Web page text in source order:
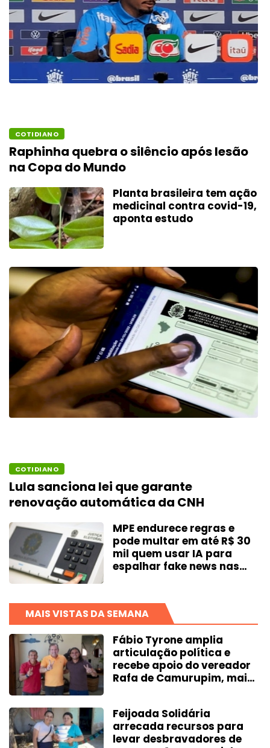
COTIDIANO
Raphinha quebra o silêncio após lesão
na Copa do Mundo
Planta brasileira tem ação
medicinal contra covid-19,
aponta estudo
COTIDIANO
Lula sanciona lei que garante
renovação automática da CNH
MPE endurece regras e
pode multar em até R$ 30
mil quem usar IA para
espalhar fake news nas
MAIS VISTAS DA SEMANA
Fábio Tyrone amplia
articulação política e
recebe apoio do vereador
Rafa de Camurupim, mais
Feijoada Solidária
arrecada recursos para
levar desbravadores de